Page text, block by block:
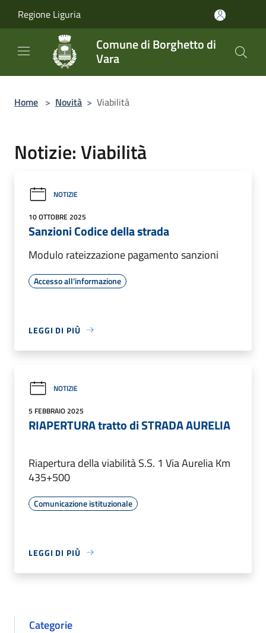
Regione Liguria
Comune di Borghetto di
Vara
Home > Novità > Viabilità
Notizie: Viabilità
NOTIZIE
10 OTTOBRE 2025
Sanzioni Codice della strada
Modulo rateizzazione pagamento sanzioni
Accesso all'informazione
LEGGI DI PIÙ
NOTIZIE
5 FEBBRAIO 2025
RIAPERTURA tratto di STRADA AURELIA
Riapertura della viabilità S.S. 1 Via Aurelia Km
435+500
Comunicazione istituzionale
LEGGI DI PIÙ
Categorie